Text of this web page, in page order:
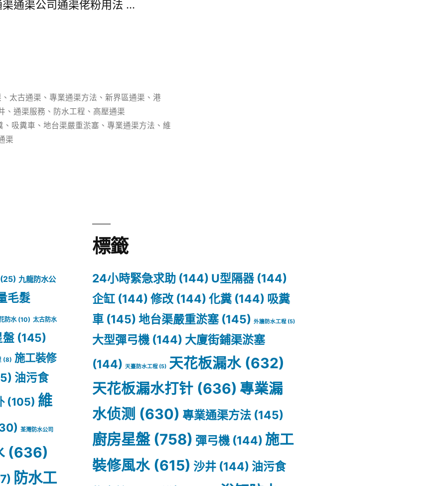
通渠公司通渠佬粉用法 …
、 太古通渠 、專業通渠方法 、新界區通渠 、港
、通渠服務 、 防水工程 、 高壓通渠
、 吸糞車 、地台渠嚴重淤塞 、專業通渠方法 、維
渠
(25) 九龍防水公
毛髮
防水(10) 太古防水
盤 (145)
(8) 施工裝修
油污食
(105) 維
荃灣防水公司
(636)
防水工
標籤
24小時緊急求助 (144) U型隔器 (144)
企缸 (144) 修改 (144) 化糞 (144) 吸糞
車 (145) 地台渠嚴重淤塞(145) 外牆防水工程 (5)
大型彈弓機 (144) 大廈街鋪渠淤塞
(144) 天臺防水工程 (5) 天花板漏水(632)
天花板漏水打针 (636) 專業漏
水侦测 (630) 專業通渠方法 (145)
廚房星盤(758) 彈弓機 (144) 施工
裝修風水(615) 沙井 (144) 油污食